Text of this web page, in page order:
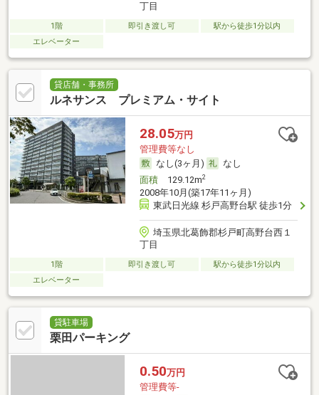
丁目
1階 即引き渡し可
駅から徒歩1分以内
エレベーター
貸店舗・事務所
ルネサンス プレミアム・サイト
28.05万円
管理費等なし
なし(3ヶ月)
なし
面積129.12m2
2008年10月(築17年11ヶ月)
東武日光線 杉戸高野台駅 徒歩1分
埼玉県北葛飾郡杉戸町高野台西１
丁目
1階 即引き渡し可
駅から徒歩1分以内
エレベーター
貸駐車場
栗田パーキング
0.50万円
管理費等-